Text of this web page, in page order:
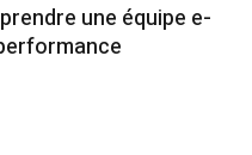
une équipe e-